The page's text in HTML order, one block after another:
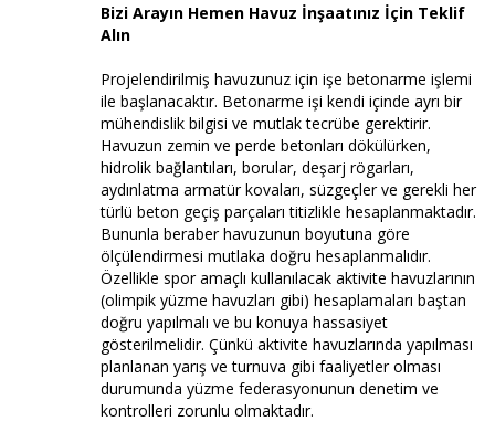
Bizi Arayın Hemen Havuz İnşaatınız İçin Teklif
Alın
Projelendirilmiş havuzunuz için işe betonarme işlemi
ile başlanacaktır. Betonarme işi kendi içinde ayrı bir
mühendislik bilgisi ve mutlak tecrübe gerektirir.
Havuzun zemin ve perde betonları dökülürken,
hidrolik bağlantıları, borular, deşarj rögarları,
aydınlatma armatür kovaları, süzgeçler ve gerekli her
türlü beton geçiş parçaları titizlikle hesaplanmaktadır.
Bununla beraber havuzunun boyutuna göre
ölçülendirmesi mutlaka doğru hesaplanmalıdır.
Özellikle spor amaçlı kullanılacak aktivite havuzlarının
(olimpik yüzme havuzları gibi) hesaplamaları baştan
doğru yapılmalı ve bu konuya hassasiyet
gösterilmelidir. Çünkü aktivite havuzlarında yapılması
planlanan yarış ve turnuva gibi faaliyetler olması
durumunda yüzme federasyonunun denetim ve
kontrolleri zorunlu olmaktadır.